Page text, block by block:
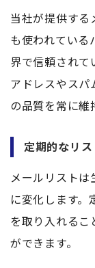
当社が提供する
も使われている
界で信頼されて
アドレスやスパ
の品質を常に維
定期的なリ
メールリスト
に変化します。
を取り入れるこ
ができます。